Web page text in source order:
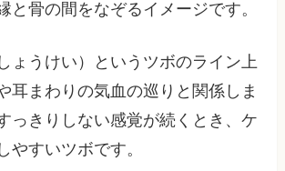
と骨の間をなぞるイメージです。
ょうけい）というツボのライン上
耳まわりの気血の巡りと関係しま
っきりしない感覚が続くとき、ケ
やすいツボです。